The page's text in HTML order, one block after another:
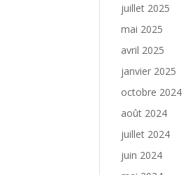
juillet 2025
mai 2025
avril 2025
janvier 2025
octobre 2024
août 2024
juillet 2024
juin 2024